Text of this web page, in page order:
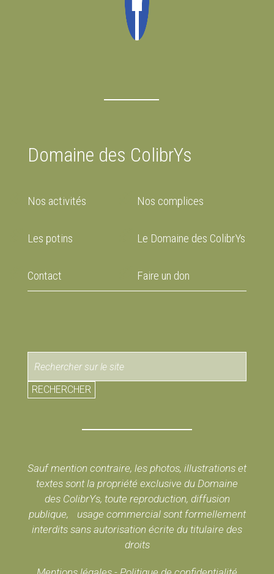
Domaine des ColibrYs
Nos activités Nos complices
Les potins Le Domaine des ColibrYs
Contact Faire un don
RECHERCHER
Sauf mention contraire, les photos, illustrations et
textes sont la propriété exclusive du Domaine
des ColibrYs, toute reproduction, diffusion
publique, usage commercial sont formellement
interdits sans autorisation écrite du titulaire des
droits